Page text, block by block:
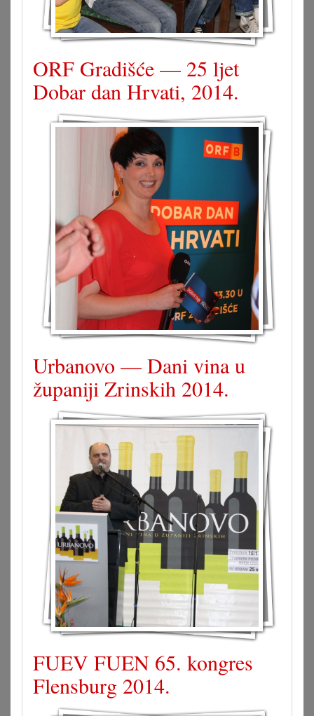
ORF Gradišće — 25 ljet
Dobar dan Hrvati, 2014.
Urbanovo — Dani vina u
županiji Zrinskih 2014.
FUEV FUEN 65. kongres
Flensburg 2014.